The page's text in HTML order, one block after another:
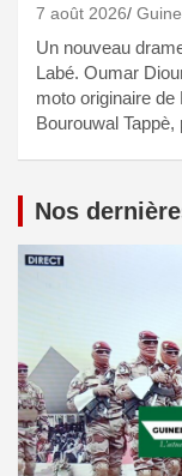
7 août 2026
Un nouveau
Labé. Oumar
moto originaire
Bourouwal
Nos